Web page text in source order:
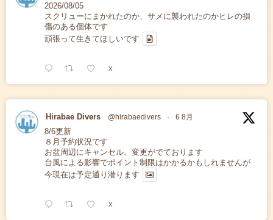
2026/08/05
スクリューにまかれたのか、サメに襲われたのかヒレの損
傷のある個体です
頑張って生きてほしいです
X
Hirabae Divers @hirabaedivers · 6 8月
8/6更新
８月予約状況です
お盆周辺にキャンセル、変更がでております
台風による影響でポイント制限はかかるかもしれませんが
今現在は予定通り潜ります
X